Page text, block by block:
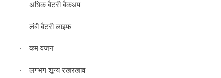
· अधिक बैटरी बैकअप
· लंबी बैटरी लाइफ
· कम वजन
· लगभग शून्य रखरखाव